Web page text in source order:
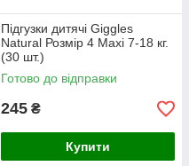
Підгузки дитячі Giggles
Natural Розмір 4 Maxi 7-18 кг.
(30 шт.)
Готово до відправки
245 ₴
Купити